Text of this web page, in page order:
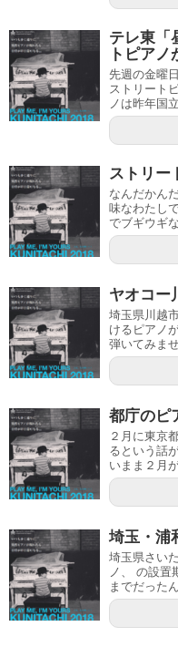
テレ東「
トピアノ
先週の金曜
ストリート
ノは昨年国
ストリー
なんだかん
味なわたし
でブギウギ
ヤオコー
埼玉県川越
けるピアノ
弾いてみま
都庁のピ
２月に東京
るという話
いまま２月
埼玉・浦
埼玉県さい
ノ、 の設置
までだった